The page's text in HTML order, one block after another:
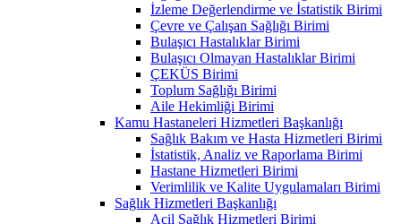
İzleme Değerlendirme ve İstatistik Birimi
Çevre ve Çalışan Sağlığı Birimi
Bulaşıcı Hastalıklar Birimi
Bulaşıcı Olmayan Hastalıklar Birimi
ÇEKÜS Birimi
Toplum Sağlığı Birimi
Aile Hekimliği Birimi
Kamu Hastaneleri Hizmetleri Başkanlığı
Sağlık Bakım ve Hasta Hizmetleri Birimi
İstatistik, Analiz ve Raporlama Birimi
Hastane Hizmetleri Birimi
Verimlilik ve Kalite Uygulamaları Birimi
Sağlık Hizmetleri Başkanlığı
Acil Sağlık Hizmetleri Birimi